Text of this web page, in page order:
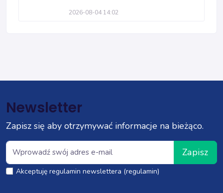
2026-08-04 14:02
Newsletter
Zapisz się aby otrzymywać informacje na bieżąco.
Zapisz
Akceptuję regulamin newslettera (regulamin)